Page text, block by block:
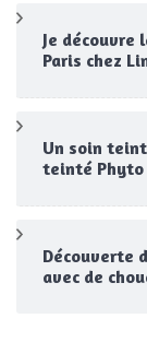
Je
Paris chez
Un soin
teinté Phyto
Découverte
avec de